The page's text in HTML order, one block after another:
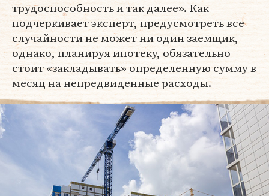
трудоспособность и так далее». Как
подчеркивает эксперт, предусмотреть все
случайности не может ни один заемщик,
однако, планируя ипотеку, обязательно
стоит «закладывать» определенную сумму в
месяц на непредвиденные расходы.